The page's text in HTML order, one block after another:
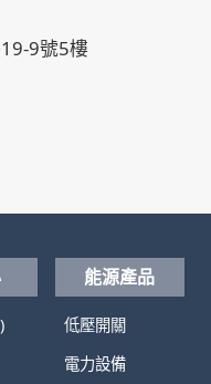
9號5樓
能源產品
低壓開關
電力設備